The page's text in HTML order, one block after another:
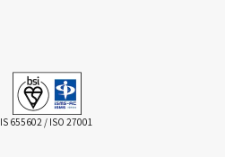
IS 655602 / ISO 27001